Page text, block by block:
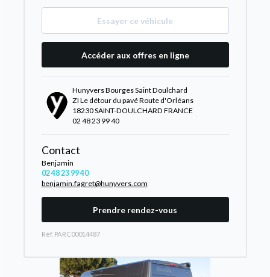
Essayer ce véhicule
Accéder aux offres en ligne
Hunyvers Bourges Saint Doulchard
ZI Le détour du pavé Route d'Orléans
18230 SAINT-DOULCHARD FRANCE
02 48 23 99 40
Contact
Benjamin
02 48 23 99 40
benjamin.fagret@hunyvers.com
Prendre rendez-vous
Rèf. PARC00014487